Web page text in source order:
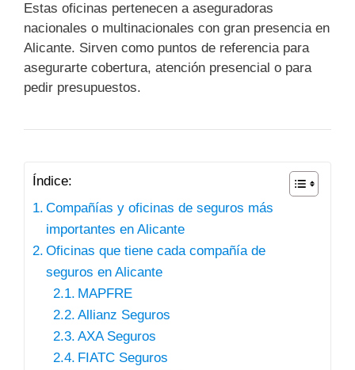
Estas oficinas pertenecen a aseguradoras
nacionales o multinacionales con gran presencia en
Alicante. Sirven como puntos de referencia para
asegurarte cobertura, atención presencial o para
pedir presupuestos.
Índice:
Compañías y oficinas de seguros más
importantes en Alicante
Oficinas que tiene cada compañía de
seguros en Alicante
MAPFRE
Allianz Seguros
AXA Seguros
FIATC Seguros